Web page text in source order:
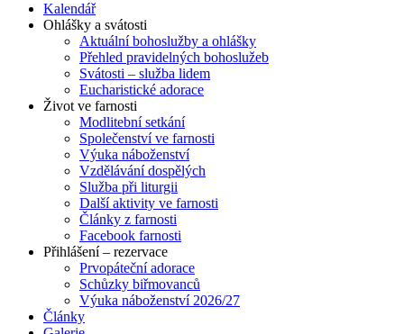
Kalendář
Ohlášky a svátosti
Aktuální bohoslužby a ohlášky
Přehled pravidelných bohoslužeb
Svátosti – služba lidem
Eucharistické adorace
Život ve farnosti
Modlitební setkání
Společenství ve farnosti
Výuka náboženství
Vzdělávání dospělých
Služba při liturgii
Další aktivity ve farnosti
Články z farnosti
Facebook farnosti
Přihlášení – rezervace
Prvopáteční adorace
Schůzky biřmovanců
Výuka náboženství 2026/27
Články